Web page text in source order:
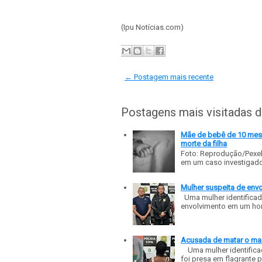
(Ipu Notícias.com)
← Postagem mais recente
Postagens mais visitadas
Mãe de bebê de 10
morte da filha
Foto: Reprodução/
em um caso
Mulher suspeita de
Uma mulher
envolvimento em um
Acusada de matar o
Uma mulher
foi presa em flagrante